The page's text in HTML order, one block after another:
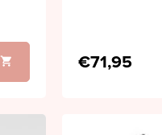
€71,95